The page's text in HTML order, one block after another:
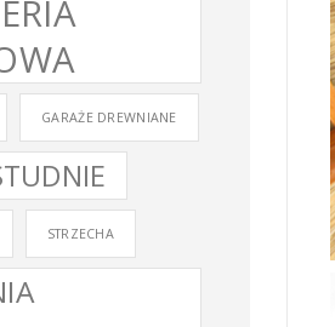
GARAŻE DREWNIANE
STRZECHA